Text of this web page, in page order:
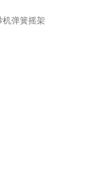
弹簧摇架